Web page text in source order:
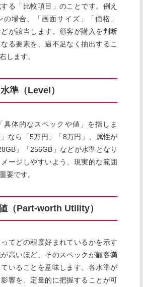
る「比較項目」のことです。例え
の場合、「画面サイズ」「価格」
どが該当します。顧客が購入を判断
る要素を、過不足なく抽出するこ
します。
水準（Level）
具体的なスペックや値」を指しま
なら「5万円」「8万円」、属性が
」「256GB」などが水準となり
ージしやすいよう、現実的な範囲
要です。
（Part-worth Utility）
てどの程度好まれているかを示す
高いほど、そのスペックが顧客満
いることを意味します。各水準が
響を、定量的に把握することが可